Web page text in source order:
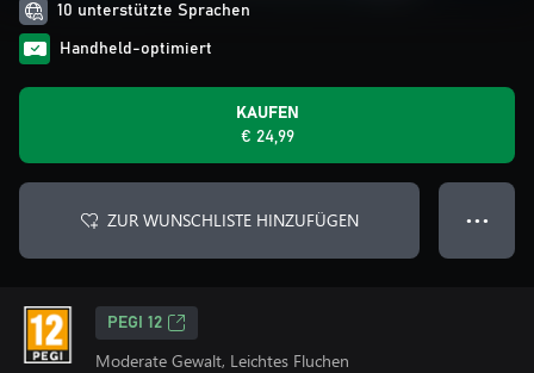
10 unterstützte Sprachen
Handheld-optimiert
KAUFEN
€ 24,99
ZUR WUNSCHLISTE HINZUFÜGEN ● ● ●
PEGI 12
Moderate Gewalt, Leichtes Fluchen